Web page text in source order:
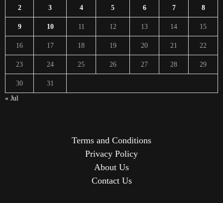
2 3 4 5 6 7 8
9 10 11 12 13 14 15
16 17 18 19 20 21 22
23 24 25 26 27 28 29
30
31
« Jul
Terms and Conditions
Privacy Policy
About Us
Contact Us